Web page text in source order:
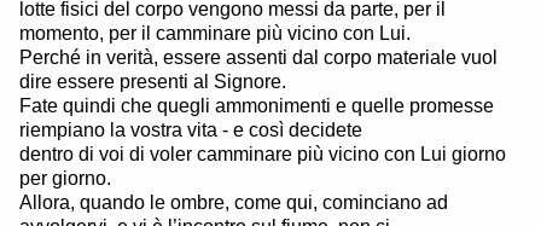
lotte fisici del corpo vengono messi da parte, per il
momento, per il camminare più vicino con Lui.
Perché in verità, essere assenti dal corpo materiale vuol
dire essere presenti al Signore.
Fate quindi che quegli ammonimenti e quelle promesse
riempiano la vostra vita - e così decidete
dentro di voi di voler camminare più vicino con Lui giorno
per giorno.
Allora, quando le ombre, come qui, cominciano ad